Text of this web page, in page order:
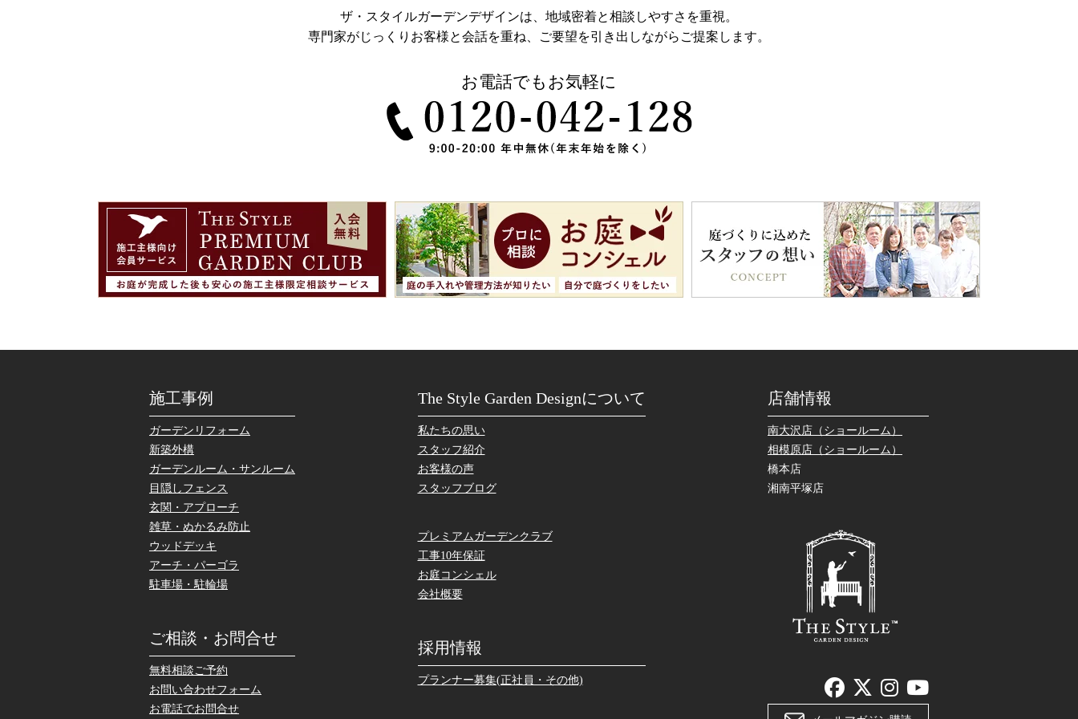
ザ・スタイルガーデンデザインは、地域密着と相談しやすさを重視。
専門家がじっくりお客様と会話を重ね、
ご要望を引き出しながらご提案します。
お電話でもお気軽に
施工事例
ガーデンリフォーム
新築外構
ガーデンルーム・サンルーム
目隠しフェンス
玄関・アプローチ
雑草・ぬかるみ防止
ウッドデッキ
アーチ・パーゴラ
駐車場・駐輪場
ご相談・お問合せ
無料相談ご予約
お問い合わせフォーム
お電話でお問合せ
The Style Garden Designについて
私たちの思い
スタッフ紹介
お客様の声
スタッフブログ
プレミアムガーデンクラブ
工事10年保証
お庭コンシェル
会社概要
採用情報
プランナー募集(正社員・その他)
店舗情報
南大沢店（ショールーム）
相模原店（ショールーム）
橋本店
湘南平塚店